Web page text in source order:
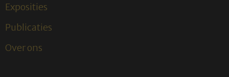
Exposities
Publicaties
Over ons